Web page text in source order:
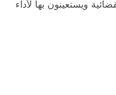
ويستعينون بها لأداء